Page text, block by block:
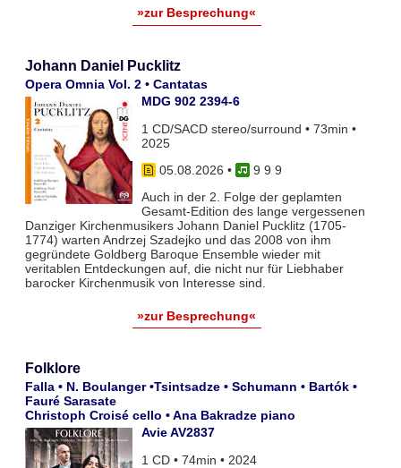
»zur Besprechung«
Johann Daniel Pucklitz
Opera Omnia Vol. 2 • Cantatas
MDG 902 2394-6
1 CD/SACD stereo/surround • 73min •
2025
05.08.2026 •
9 9 9
Auch in der 2. Folge der geplamten
Gesamt-Edition des lange vergessenen
Danziger Kirchenmusikers Johann Daniel Pucklitz (1705-
1774) warten Andrzej Szadejko und das 2008 von ihm
gegründete Goldberg Baroque Ensemble wieder mit
veritablen Entdeckungen auf, die nicht nur für Liebhaber
barocker Kirchenmusik von Interesse sind.
»zur Besprechung«
Folklore
Falla • N. Boulanger •Tsintsadze • Schumann • Bartók •
Fauré Sarasate
Christoph Croisé cello • Ana Bakradze piano
Avie AV2837
1 CD • 74min • 2024